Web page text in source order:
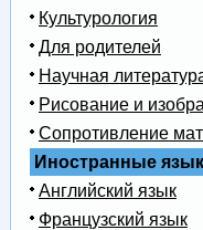
Культурология
Для родителей
Научная
Рисование и
Сопротивление
Иностранные
Английский язык
Французский язык